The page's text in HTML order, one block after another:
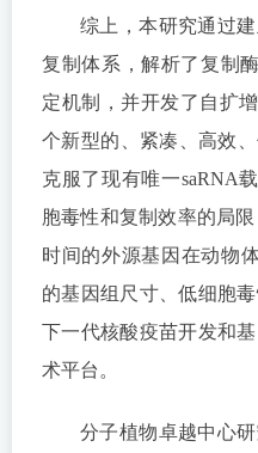
综上，本研究通过
复制体系，解析了复制
定机制，并开发了自扩
个新型的、紧凑、高效
克服了现有唯一saRNA
胞毒性和复制效率的局
时间的外源基因在动物
的基因组尺寸、低细胞
下一代核酸疫苗开发和
术平台。
分子植物卓越中心